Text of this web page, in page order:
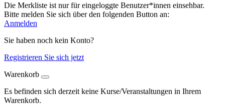
Die Merkliste ist nur für eingeloggte Benutzer*innen einsehbar.
Bitte melden Sie sich über den folgenden Button an:
Anmelden
Sie haben noch kein Konto?
Registrieren Sie sich jetzt
Warenkorb
Es befinden sich derzeit keine Kurse/Veranstaltungen in Ihrem
Warenkorb.